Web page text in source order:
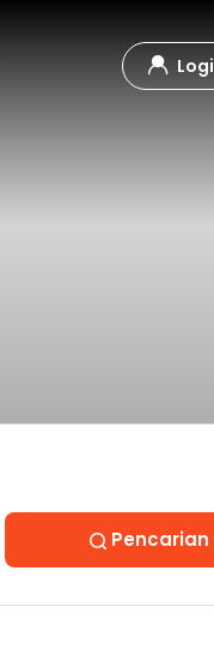
Pencarian